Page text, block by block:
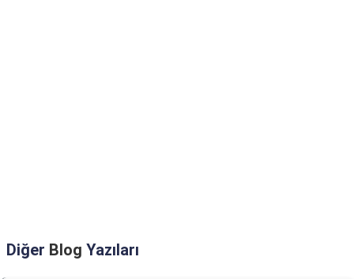
Diğer Blog Yazıları